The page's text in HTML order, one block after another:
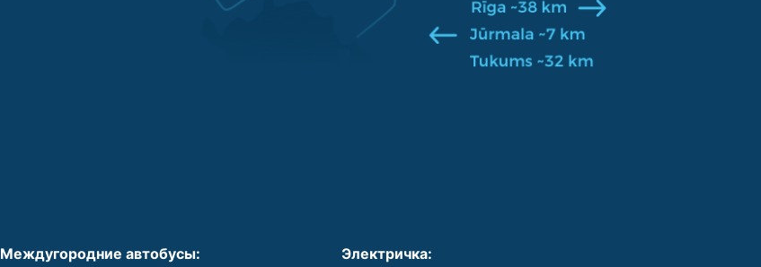
Междугородние автобусы: Электричка: